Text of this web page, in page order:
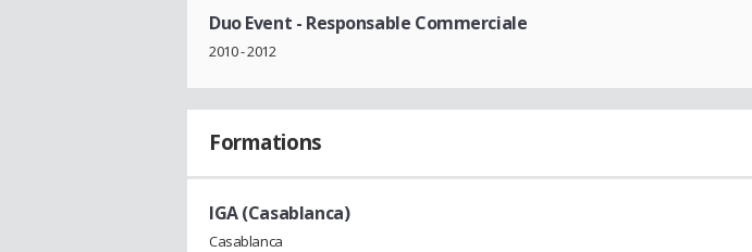
Duo Event - Responsable Commerciale
2010 - 2012
Formations
IGA (Casablanca)
Casablanca